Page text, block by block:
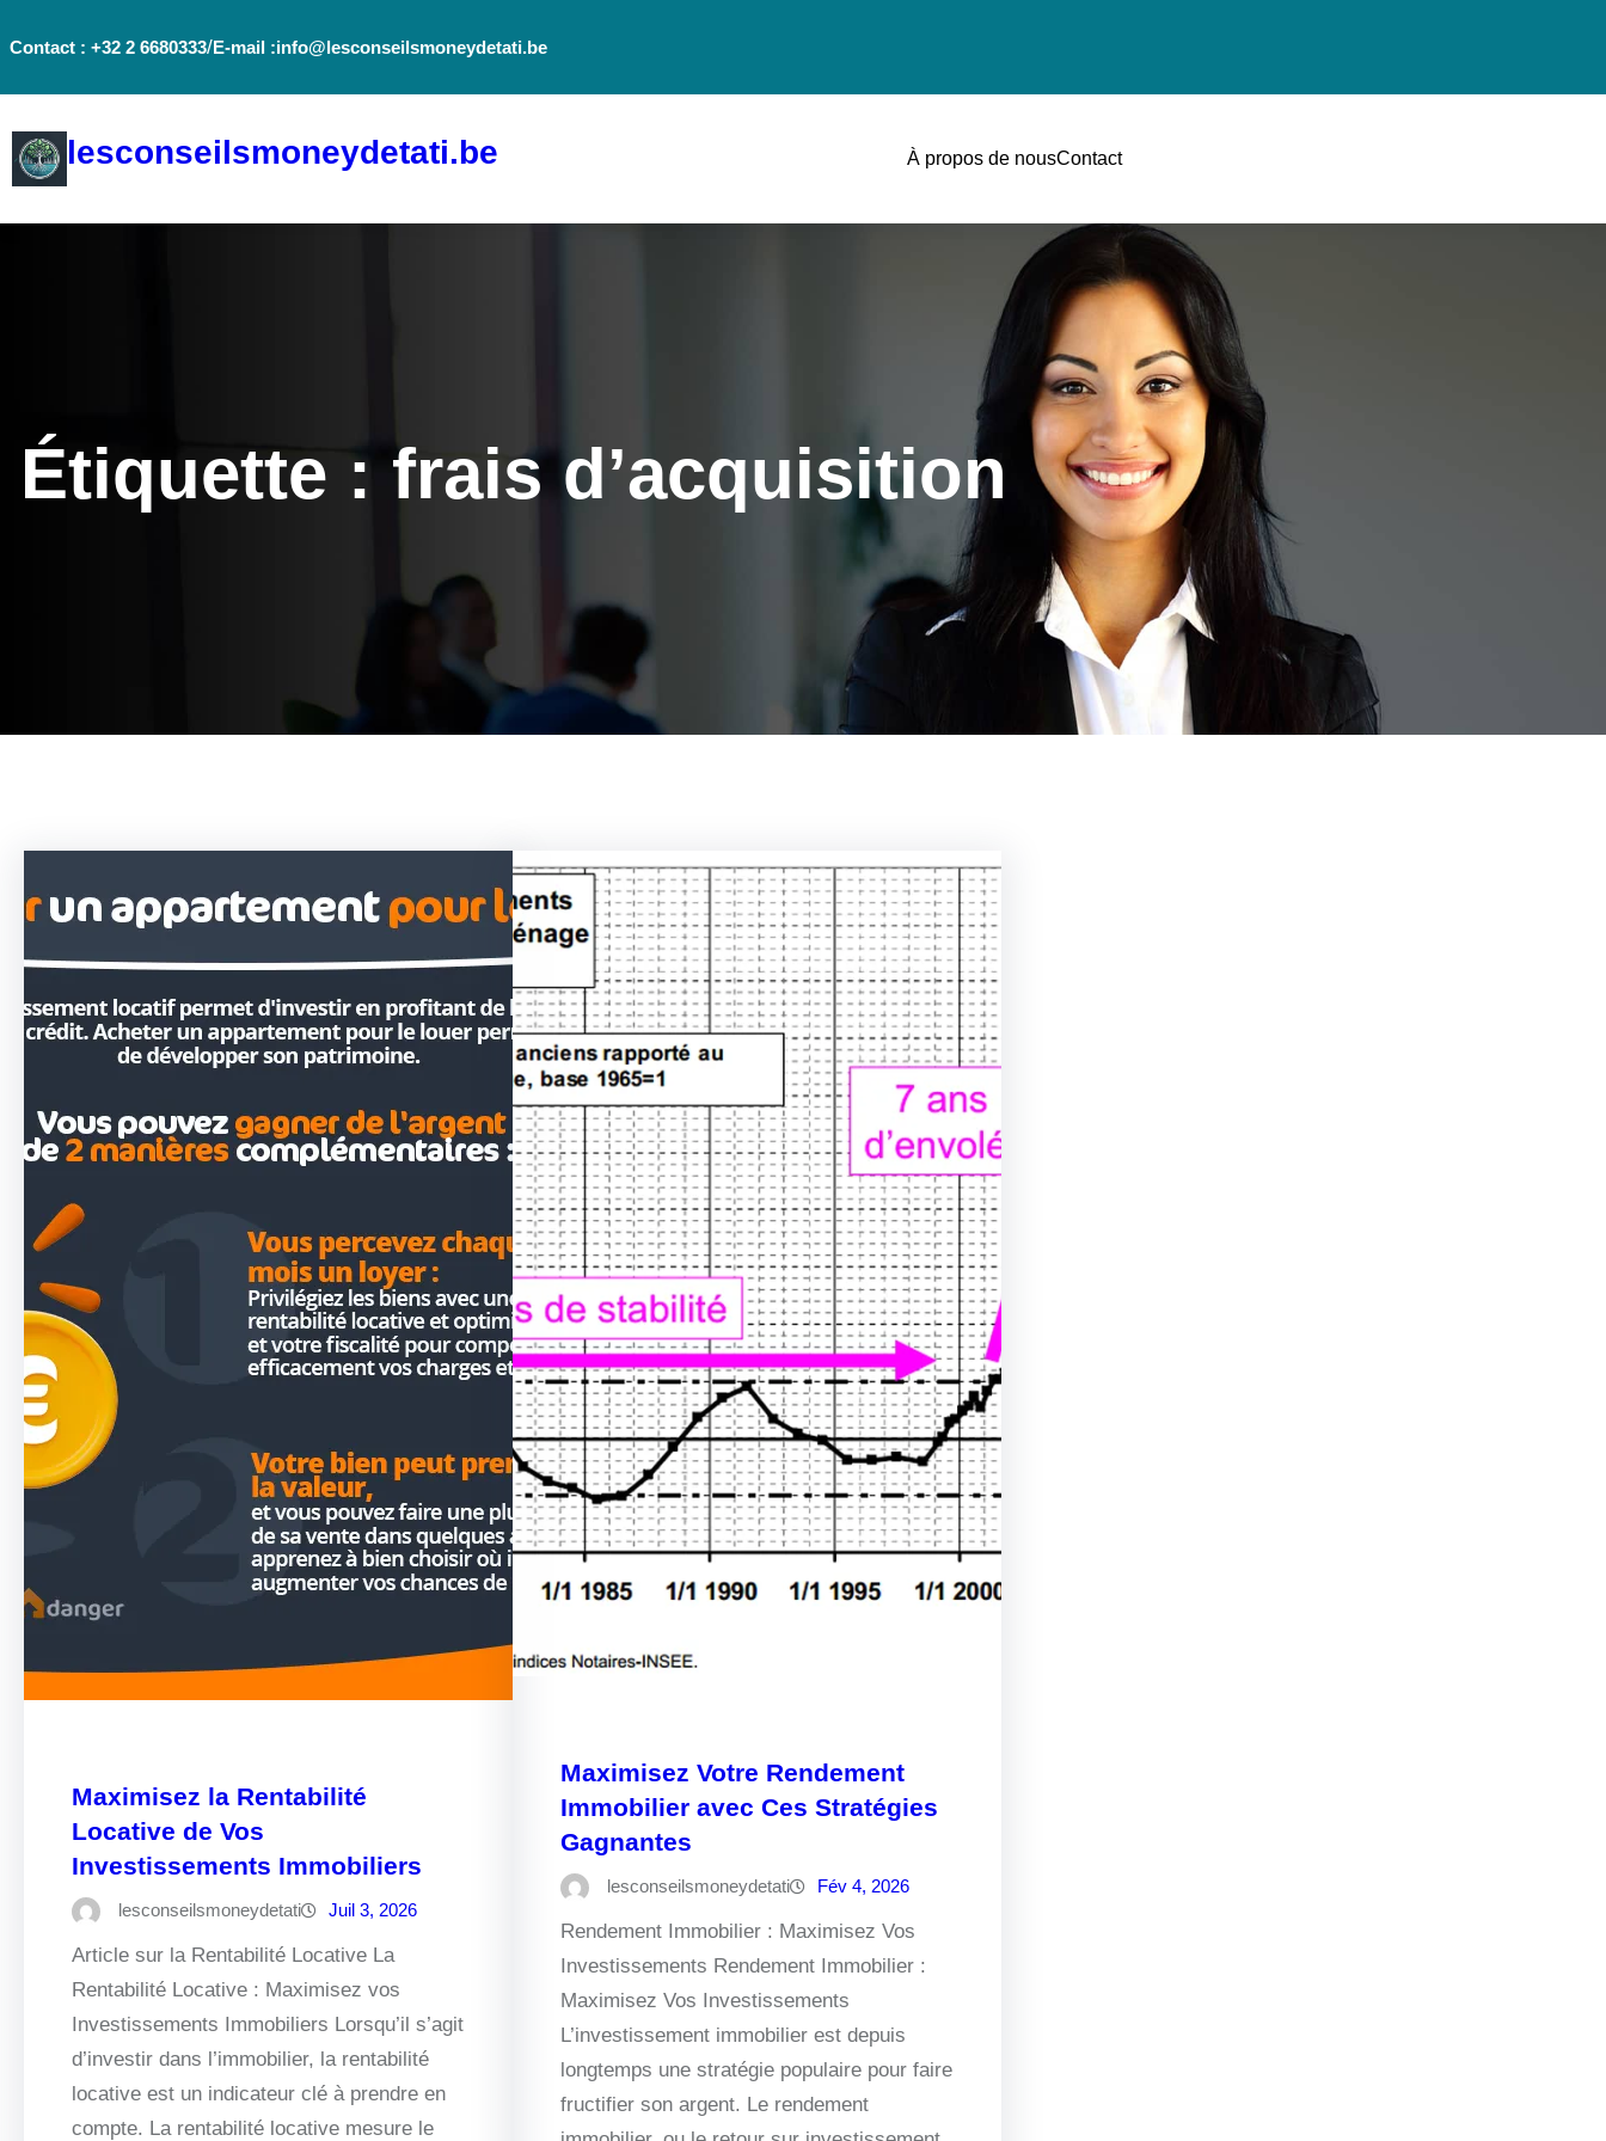
auContact : +32 2 6680333/E-mail :info@lesconseilsmoneydetati.be
lesconseilsmoneydetati.be À propos de nousContact
Étiquette : frais d’acquisition
Maximisez la Rentabilité
Locative de Vos
Investissements Immobiliers
lesconseilsmoneydetati Juil 3, 2026
Article sur la Rentabilité Locative La
Rentabilité Locative : Maximisez vos
Investissements Immobiliers Lorsqu’il s’agit
d’investir dans l’immobilier, la rentabilité
locative est un indicateur clé à prendre en
compte. La rentabilité locative mesure le
Maximisez Votre Rendement
Immobilier avec Ces Stratégies
Gagnantes
lesconseilsmoneydetati Fév 4, 2026
Rendement Immobilier : Maximisez Vos
Investissements Rendement Immobilier :
Maximisez Vos Investissements
L’investissement immobilier est depuis
longtemps une stratégie populaire pour faire
fructifier son argent. Le rendement